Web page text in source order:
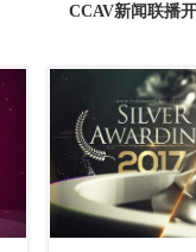
CCAV新闻联播